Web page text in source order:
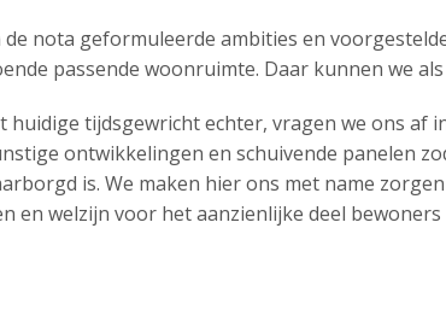
de nota geformuleerde ambities en
passende woonruimte. Daar kunnen we
huidige tijdsgewricht echter, vragen we ons af
ontwikkelingen en schuivende panelen
is. We maken hier ons met name
en welzijn voor het aanzienlijke deel